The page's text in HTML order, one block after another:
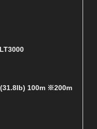
100m ※200m